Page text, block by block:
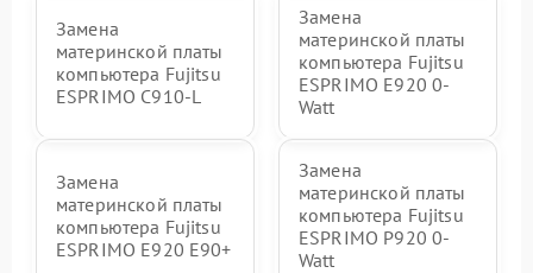
Замена
материнской платы
компьютера Fujitsu
ESPRIMO C910-L
Замена
материнской платы
компьютера Fujitsu
ESPRIMO E920 0-
Watt
Замена
материнской платы
компьютера Fujitsu
ESPRIMO E920 E90+
Замена
материнской платы
компьютера Fujitsu
ESPRIMO P920 0-
Watt